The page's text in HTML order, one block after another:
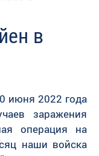
в
июня 2022 года
заражения
операция на
наши войска